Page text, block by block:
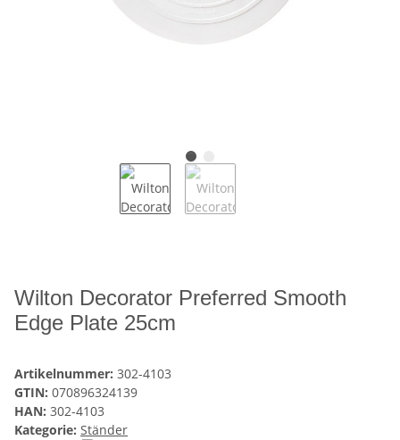
Wilton Decorator Preferred Smooth
Edge Plate 25cm
Artikelnummer: 302-4103
GTIN: 070896324139
HAN: 302-4103
Kategorie: Ständer